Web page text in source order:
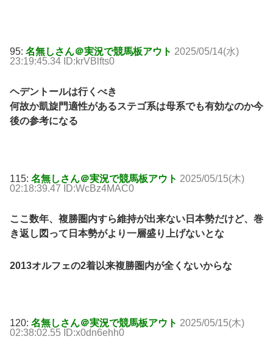
95: 名無しさん＠実況で競馬板アウト 2025/05/14(水)
23:19:45.34 ID:krVBlfts0
ヘデントールは行くべき
何故か凱旋門適性があるステゴ系は母系でも有効なのか今
後の参考になる
115: 名無しさん＠実況で競馬板アウト 2025/05/15(木)
02:18:39.47 ID:WcBz4MAC0
ここ数年、複勝圏内すら維持が出来ない日本勢だけど、巻
き返し図って日本勢がより一層盛り上げないとな
2013オルフェの2着以来複勝圏内が全くないからな
120: 名無しさん＠実況で競馬板アウト 2025/05/15(木)
02:38:02.55 ID:x0dn6ehh0